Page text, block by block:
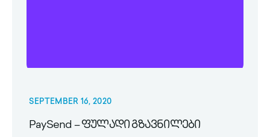
SEPTEMBER 16, 2020
PaySend – ფულადი გზავნილები